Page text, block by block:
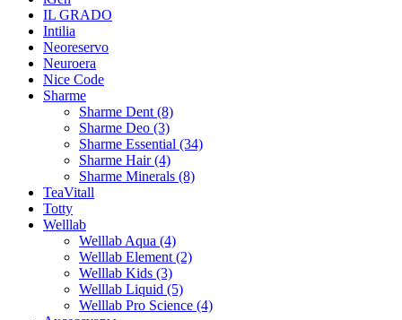
IL GRADO
Intilia
Neoreservo
Neuroera
Nice Code
Sharme
Sharme Dent (8)
Sharme Deo (3)
Sharme Essential (34)
Sharme Hair (4)
Sharme Minerals (8)
TeaVitall
Totty
Welllab
Welllab Aqua (4)
Welllab Element (2)
Welllab Kids (3)
Welllab Liquid (5)
Welllab Pro Science (4)